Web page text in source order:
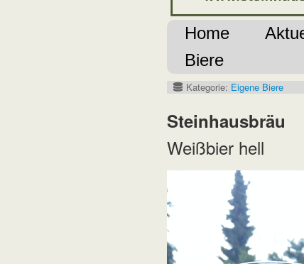
Home
Biere
Kategorie: Eigene Biere
Steinhausbräu
Weißbier hell